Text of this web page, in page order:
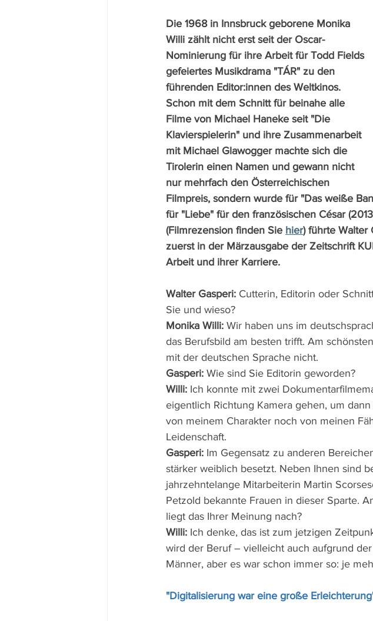
Die 1968 in Innsbruck geborene Monika
Willi zählt nicht erst seit der Oscar-
Nominierung für ihre Arbeit für Todd Fields
gefeiertes Musikdrama "TÁR" zu den
führenden Editor:innen des Weltkinos.
Schon mit dem Schnitt für beinahe alle
Filme von Michael Haneke seit "Die
Klavierspielerin" und ihre Zusammenarbeit
mit Michael Glawogger machte sich die
Tirolerin einen Namen und gewann nicht
nur mehrfach den Österreichischen
Filmpreis, sondern wurde für "Das weiße
für "Liebe" für den französischen César
(Filmrezension finden Sie hier) führte Walter
zuerst in der Märzausgabe der Zeitschrift
Arbeit und ihrer Karriere.
Walter Gasperi: Cutterin, Editorin oder
Sie und wieso?
Monika Willi: Wir haben uns im
das Berufsbild am besten trifft. Am
mit der deutschen Sprache nicht.
Gasperi: Wie sind Sie Editorin geworden?
Willi: Ich konnte mit zwei
eigentlich Richtung Kamera gehen, um
von meinem Charakter noch von meinen
Leidenschaft.
Gasperi: Im Gegensatz zu anderen
stärker weiblich besetzt. Neben Ihnen sind
jahrzehntelange Mitarbeiterin Martin
Petzold bekannte Frauen in dieser Sparte.
liegt das Ihrer Meinung nach?
Willi: Ich denke, das ist zum jetzigen
wird der Beruf – vielleicht auch aufgrund
Männer, aber es war schon immer so: je
"Digitalisierung war eine große